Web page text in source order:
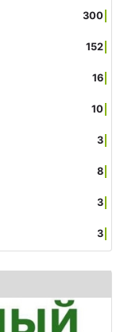
300
152
16
10
3
8
3
3